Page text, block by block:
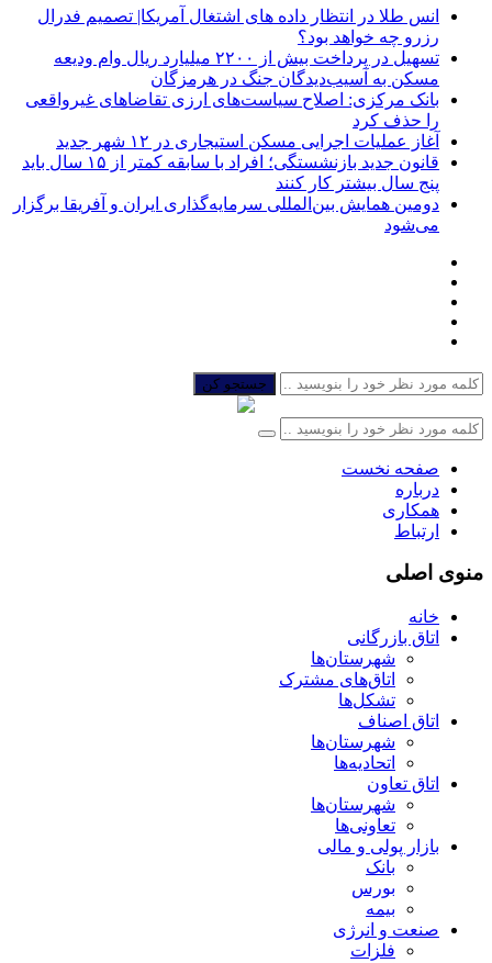
انس طلا در انتظار داده های اشتغال آمریکا| تصمیم فدرال
رزرو چه خواهد بود؟
تسهیل در پرداخت بیش از ۲۲۰۰ میلیارد ریال وام ودیعه
مسکن به آسیب‌دیدگان جنگ در هرمزگان
بانک مرکزی: اصلاح سیاست‌های ارزی تقاضاهای غیرواقعی
را حذف کرد
آغاز عملیات اجرایی مسکن استیجاری در ۱۲ شهر جدید
قانون جدید بازنشستگی؛ افراد با سابقه کمتر از ۱۵ سال باید
پنج سال بیشتر کار کنند
دومین همایش بین‌المللی سرمایه‌گذاری ایران و آفریقا برگزار
می‌شود
جستجو کن
صفحه نخست
درباره
همکاری
ارتباط
منوی اصلی
خانه
اتاق بازرگانی
شهرستان‌ها
اتاق‌های مشترک
تشکل‌ها
اتاق اصناف
شهرستان‌ها
اتحادیه‌ها
اتاق تعاون
شهرستان‌ها
تعاونی‌ها
بازار پولی و مالی
بانک
بورس
بیمه
صنعت و انرژی
فلزات